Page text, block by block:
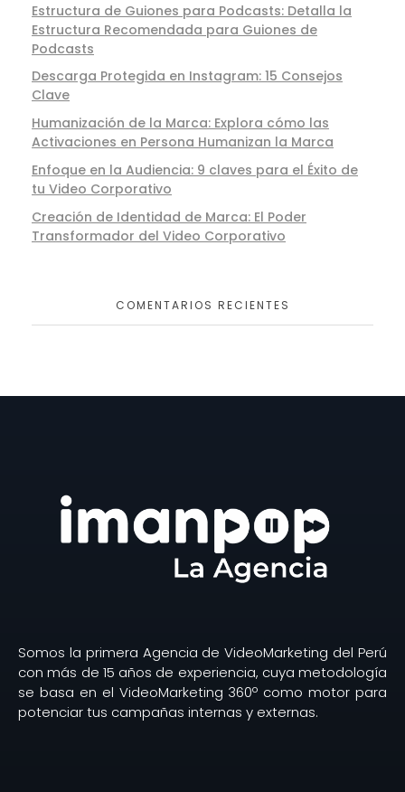
Estructura de Guiones para Podcasts: Detalla la
Estructura Recomendada para Guiones de
Podcasts
Descarga Protegida en Instagram: 15 Consejos
Clave
Humanización de la Marca: Explora cómo las
Activaciones en Persona Humanizan la Marca
Enfoque en la Audiencia: 9 claves para el Éxito de
tu Video Corporativo
Creación de Identidad de Marca: El Poder
Transformador del Video Corporativo
COMENTARIOS RECIENTES
Somos la primera Agencia de VideoMarketing del Perú
con más de 15 años de experiencia, cuya metodología
se basa en el VideoMarketing 360º como motor para
potenciar tus campañas internas y externas.